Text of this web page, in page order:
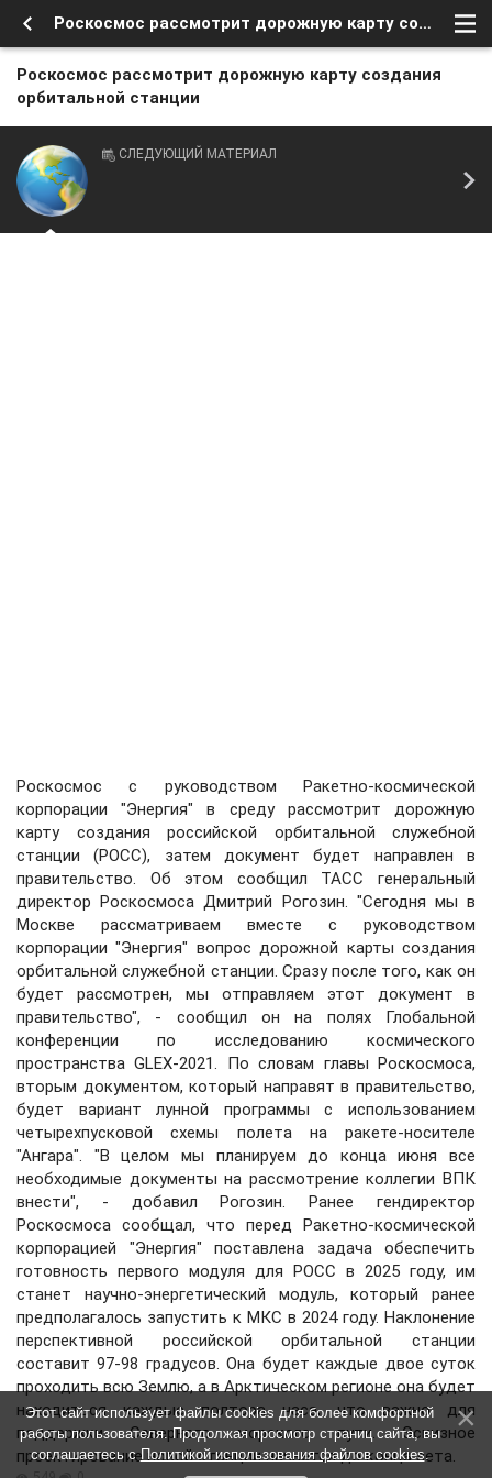
Роскосмос рассмотрит дорожную карту создания орбитальной станции
Роскосмос рассмотрит дорожную карту создания
орбитальной станции
СЛЕДУЮЩИЙ МАТЕРИАЛ
Роскосмос с руководством Ракетно-космической
корпорации "Энергия" в среду рассмотрит дорожную
карту создания российской орбитальной служебной
станции (РОСС), затем документ будет направлен в
правительство. Об этом сообщил ТАСС генеральный
директор Роскосмоса Дмитрий Рогозин. "Сегодня мы в
Москве рассматриваем вместе с руководством
корпорации "Энергия" вопрос дорожной карты создания
орбитальной служебной станции. Сразу после того, как он
будет рассмотрен, мы отправляем этот документ в
правительство", - сообщил он на полях Глобальной
конференции по исследованию космического
пространства GLEX-2021. По словам главы Роскосмоса,
вторым документом, который направят в правительство,
будет вариант лунной программы с использованием
четырехпусковой схемы полета на ракете-носителе
"Ангара". "В целом мы планируем до конца июня все
необходимые документы на рассмотрение коллегии ВПК
внести", - добавил Рогозин. Ранее гендиректор
Роскосмоса сообщал, что перед Ракетно-космической
корпорацией "Энергия" поставлена задача обеспечить
готовность первого модуля для РОСС в 2025 году, им
станет научно-энергетический модуль, который ранее
предполагалось запустить к МКС в 2024 году. Наклонение
перспективной российской орбитальной станции
составит 97-98 градусов. Она будет каждые двое суток
проходить всю Землю, а в Арктическом регионе она будет
находиться каждые полтора часа, что важно для
поддержки Северного морского пути. Эскизное
проектирование новой станции начнется до конца лета.
Этот сайт использует файлы cookies для более комфортной
работы пользователя. Продолжая просмотр страниц сайта, вы
соглашаетесь сПолитикой использования файлов cookies.